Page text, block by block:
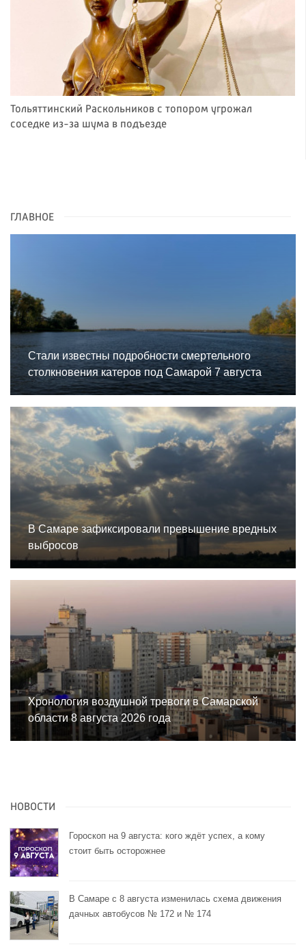
Тольяттинский Раскольников с топором угрожал
соседке из-за шума в подъезде
ГЛАВНОЕ
Стали известны подробности смертельного
столкновения катеров под Самарой 7 августа
В Самаре зафиксировали превышение вредных
выбросов
Хронология воздушной тревоги в Самарской
области 8 августа 2026 года
НОВОСТИ
Гороскоп на 9 августа: кого ждёт успех, а кому
стоит быть осторожнее
В Самаре с 8 августа изменилась схема движения
дачных автобусов № 172 и № 174